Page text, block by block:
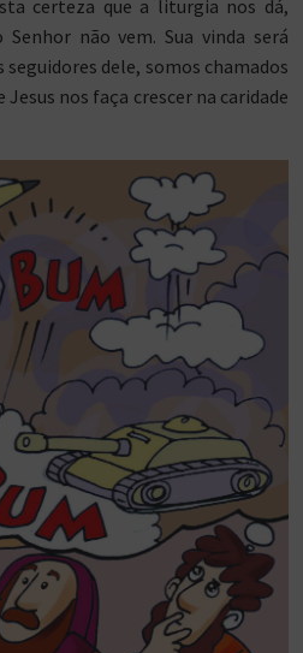
certeza que a liturgia nos dá,
não vem. Sua vinda será
dele, somos chamados
nos faça crescer na caridade